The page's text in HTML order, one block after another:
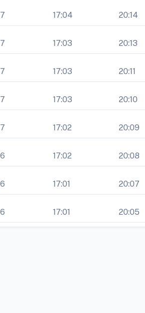
17:04 20:14
17:03 20:13
17:03 20:11
17:03 20:10
17:02 20:09
17:02 20:08
17:01 20:07
17:01 20:05